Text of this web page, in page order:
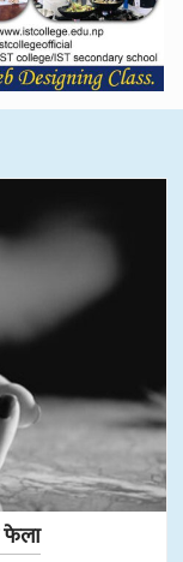
फेला